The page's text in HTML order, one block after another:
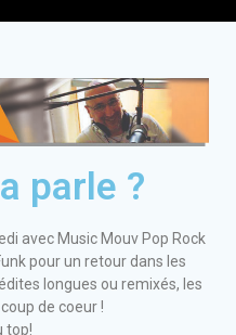
parle ?
avec Music Mouv Pop Rock
pour un retour dans les
longues ou remixés, les
de coeur !
top!